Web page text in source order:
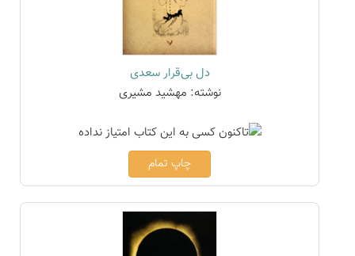
دل بی‌قرار سعدی
نوشته: مهشید مشیری
چاپ تمام